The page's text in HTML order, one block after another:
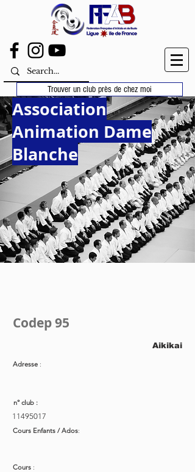
Trouver un club près de chez moi
Association
Animation Dame
Blanche
Codep 95
Aikikai
Adresse :
n° club :
11495017
Cours Enfants / Ados:
Cours :